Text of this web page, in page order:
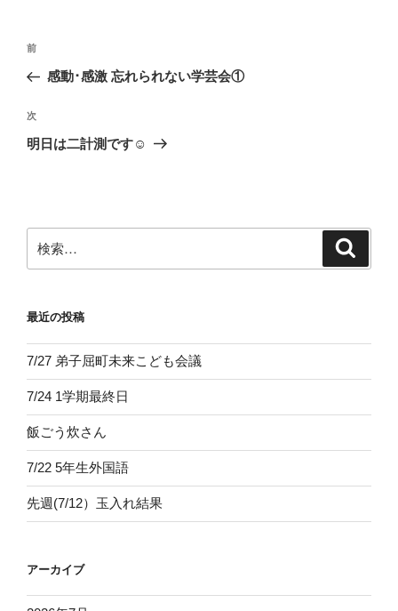
投
ナ
ビ
ゲ
ン
前
の
稿
前
感動･感激 忘れられない学芸会①
次
の
次
明日は二計測です☺
索:
最近の投稿
7/27 弟子屈町未来こども会議
7/24 1学期最終日
飯ごう炊さん
7/22 5年生外国語
先週(7/12）玉入れ結果
アーカイブ